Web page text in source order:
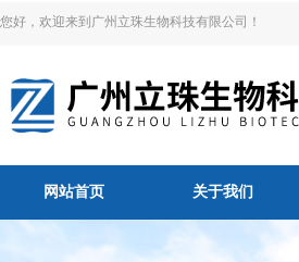
您好，欢迎来到广州立珠生物科技有限公司！
网站首页 关于我们